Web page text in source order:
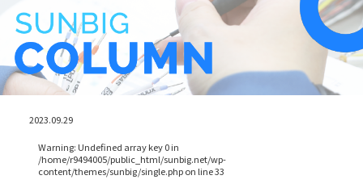
2023.09.29
Warning: Undefined array key 0 in
/home/r9494005/public_html/sunbig.net/wp-
content/themes/sunbig/single.phpon line33